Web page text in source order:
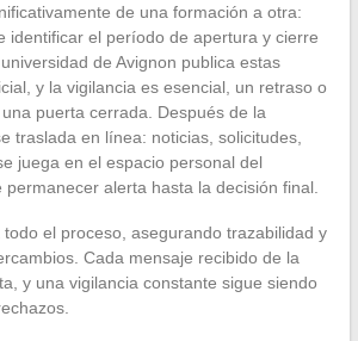
de una formación a otra:
identificar el período de apertura y cierre
de Avignon publica estas
y la vigilancia es esencial, un retraso o
puerta cerrada. Después de la
traslada en línea: noticias, solicitudes,
juega en el espacio personal del
alerta hasta la decisión final.
el proceso, asegurando trazabilidad y
Cada mensaje recibido de la
y una vigilancia constante sigue siendo